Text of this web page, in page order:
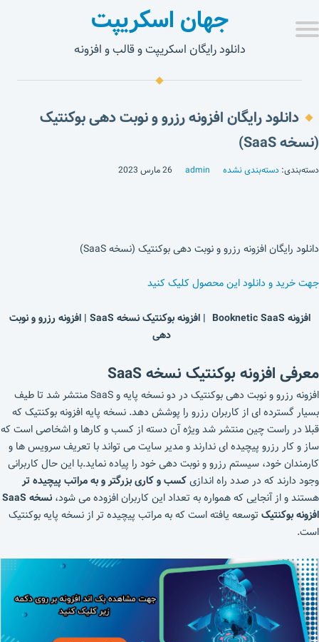
جهان اسکریپت
دانلود رایگان اسکریپت و قالب و افزونه
دانلود رایگان افزونه رزرو و نوبت دهی بوکنتیک
(نسخه SaaS)
دسته‌بندی: دسته‌بندی نشده admin 26 مارس 2023
دانلود رایگان افزونه رزرو و نوبت دهی بوکنتیک (نسخه SaaS)
جهت خرید و دانلود این محصول کلیک کنید
افزونه Booknetic SaaS | افزونه بوکنتیک نسخه SaaS | افزونه رزرو و نوبت
دهی
معرفی افزونه بوکنتیک نسخه SaaS
افزونه رزرو و نوبت دهی بوکنتیک در دو نسخه پایه و SaaS منتشر شد تا طیف
بسیار گسترده ای از کاربران رزرو را پوشش دهد. نسخه پایه افزونه بوکنتیک که
قبلا در راست چین منتشر شد ویژه آن دسته از کسب و کارها و اشخاصی است که
ساز و کار رزرو پیچیده ای ندارند و مدیر سایت می تواند با تعریف سرویس ها و
کارمندان خود، سیستم رزرو و نوبت دهی خود را پیاده نماید.با این حال کاربرانی
وجود دارند که در صدد راه اندازیکسب و کاری بزرگتر و به مراتب پیچیده تر
هستند و از آنجایی که همواره به تعداد این کاربران افزوده می شود،
نسخه SaaS
افزونه بوکنتیک توسعه یافته است که به مراتب پیچیده تر از نسخه پایه بوکنتیک
است.